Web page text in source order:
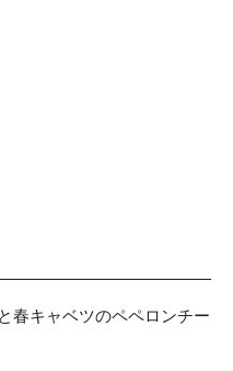
春キャベツのペペロンチー